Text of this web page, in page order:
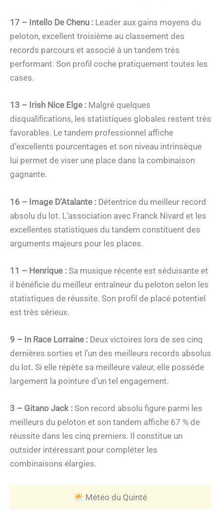
17 – Intello De Chenu : Leader aux gains moyens du
peloton, excellent troisième au classement des
records parcours et associé à un tandem très
performant. Son profil coche pratiquement toutes les
cases.
13 – Irish Nice Elge : Malgré quelques
disqualifications, les statistiques globales restent très
favorables. Le tandem professionnel affiche
d’excellents pourcentages et son niveau intrinsèque
lui permet de viser une place dans la combinaison
gagnante.
16 – Image D’Atalante : Détentrice du meilleur record
absolu du lot. L’association avec Franck Nivard et les
excellentes statistiques du tandem constituent des
arguments majeurs pour les places.
11 – Henrique : Sa musique récente est séduisante et
il bénéficie du meilleur entraîneur du peloton selon les
statistiques de réussite. Son profil de placé potentiel
est très sérieux.
9 – In Race Lorraine : Deux victoires lors de ses cinq
dernières sorties et l’un des meilleurs records absolus
du lot. Si elle répète sa meilleure valeur, elle possède
largement la pointure d’un tel engagement.
3 – Gitano Jack : Son record absolu figure parmi les
meilleurs du peloton et son tandem affiche 67 % de
réussite dans les cinq premiers. Il constitue un
outsider intéressant pour compléter les
combinaisons élargies.
Météo du Quinté